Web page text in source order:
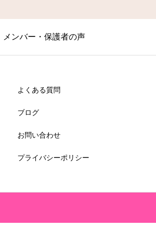
メンバー・保護者の声
よくある質問
ブログ
お問い合わせ
プライバシーポリシー